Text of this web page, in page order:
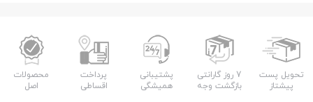
تحویل پست
پیشتاز
7 روز گارانتی
بازگشت وجه
پشتیبانی
همیشگی
پرداخت
اقساطی
محصولات
اصل